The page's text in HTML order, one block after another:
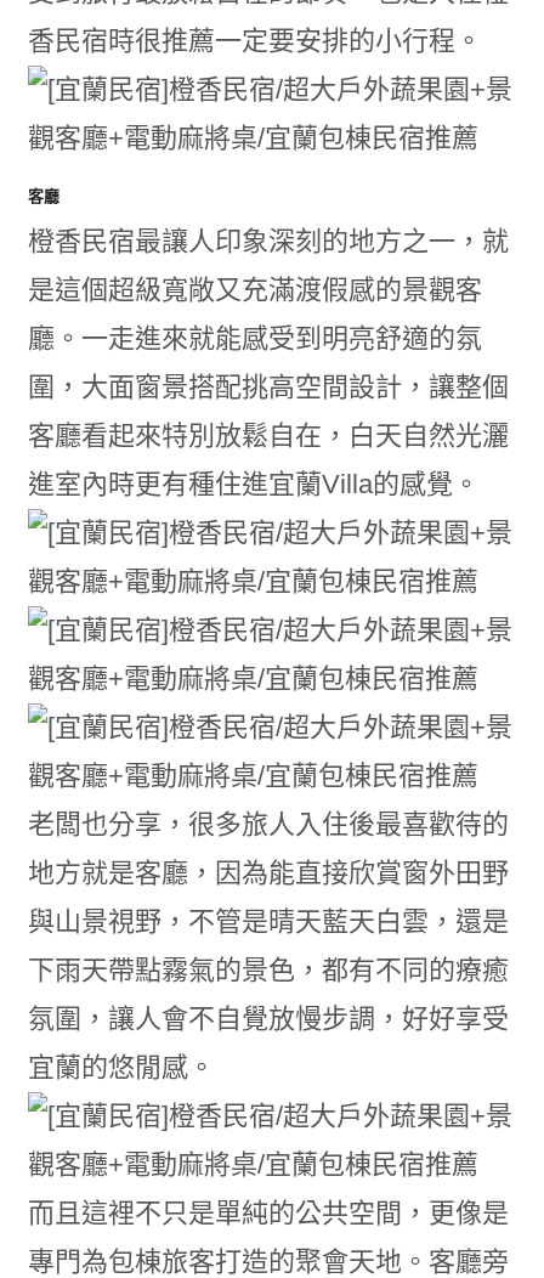
香民宿時很推薦一定要安排的小行程。
客廳
橙香民宿最讓人印象深刻的地方之一，就
是這個超級寬敞又充滿渡假感的景觀客
廳。一走進來就能感受到明亮舒適的氛
圍，大面窗景搭配挑高空間設計，讓整個
客廳看起來特別放鬆自在，白天自然光灑
進室內時更有種住進宜蘭Villa的感覺。
老闆也分享，很多旅人入住後最喜歡待的
地方就是客廳，因為能直接欣賞窗外田野
與山景視野，不管是晴天藍天白雲，還是
下雨天帶點霧氣的景色，都有不同的療癒
氛圍，讓人會不自覺放慢步調，好好享受
宜蘭的悠閒感。
而且這裡不只是單純的公共空間，更像是
專門為包棟旅客打造的聚會天地。客廳旁